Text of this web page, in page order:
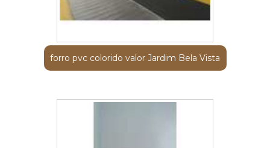
forro pvc colorido valor Jardim Bela Vista